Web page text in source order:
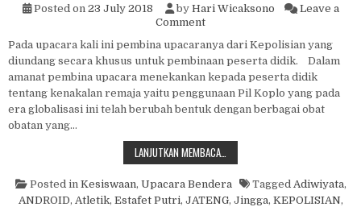
Posted on 23 July 2018 by Hari Wicaksono
Leave a
Commenton UPACARA BENDERA
Pada upacara kali ini pembina upacaranya dari Kepolisian yang
diundang secara khusus untuk pembinaan peserta didik. Dalam
amanat pembina upacara menekankan kepada peserta didik
tentang kenakalan remaja yaitu penggunaan Pil Koplo yang pada
era globalisasi ini telah berubah bentuk dengan berbagai obat
obatan yang…
LANJUTKAN MEMBACA…
Posted in Kesiswaan, Upacara Bendera Tagged Adiwiyata,
ANDROID, Atletik, Estafet Putri, JATENG, Jingga, KEPOLISIAN,